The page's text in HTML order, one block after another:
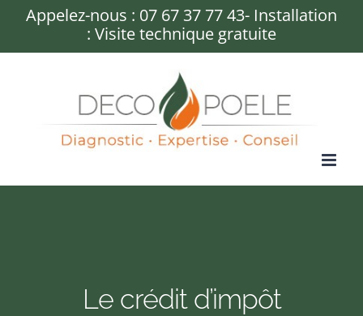
PasserAppelez-nous : 07 67 37 77 43- Installation
: Visite technique gratuite
Le crédit d’impôt